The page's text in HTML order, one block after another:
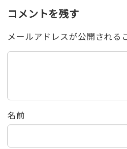
コメントを残す
メールアドレスが公開される
名前